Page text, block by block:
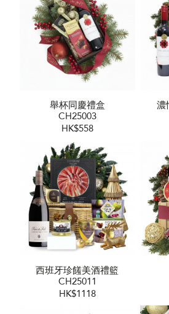
舉杯同慶禮盒
CH25003
HK$558
濃
西班牙珍饈美酒禮籃
CH25011
HK$1118